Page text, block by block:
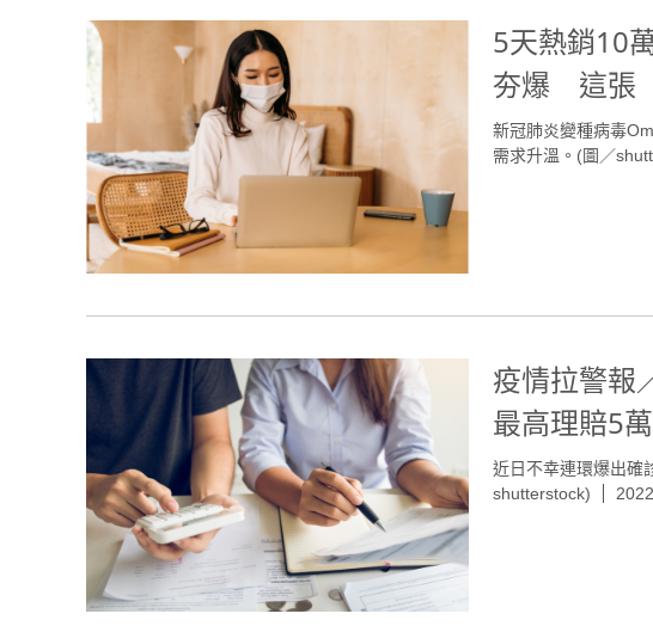
5天熱銷10
夯爆 這張
新冠肺炎變種病毒
需求升溫。(圖／
疫情拉警
最高理賠5
近日不幸連環爆出確
shutterstock)